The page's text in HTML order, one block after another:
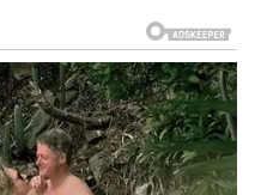
priznanje partnera. Neko
kroz dela, a ne samo
koju niste očekivali.
poruku od osobe iz
emocije za koje ste